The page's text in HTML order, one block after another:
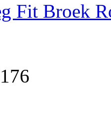
Fit Broek